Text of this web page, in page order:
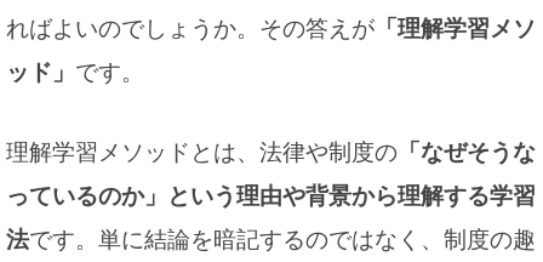
ればよいのでしょうか。その答えが 「理解学習メソ
ッド」 です。
理解学習メソッドとは、法律や制度の 「なぜそうな
っているのか」という理由や背景から理解する学習
法です。単に結論を暗記するのではなく、制度の趣